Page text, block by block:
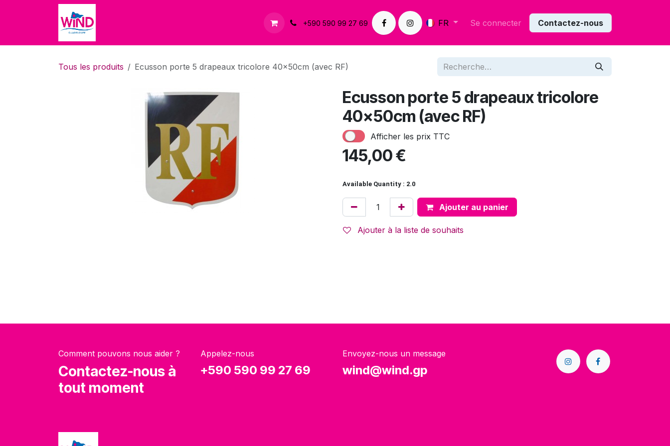
Se rendre au contenu
Contactez-nous+590 590 99 27 69 FR Se connecter Contactez-nous
Tous les produits Ecusson porte 5 drapeaux tricolore 40x50cm (avec RF)
Ecusson porte 5 drapeaux tricolore
40x50cm (avec RF)
Afficher les prix TTC
145,00€
Available Quantity : 2.0
Ajouter au panier
Ajouter à la liste de souhaits
Comment pouvons nous aider ?
Contactez-nous à
tout moment
Appelez-nous
+590 590 99 27 69
Envoyez-nous un message
wind@wind.gp